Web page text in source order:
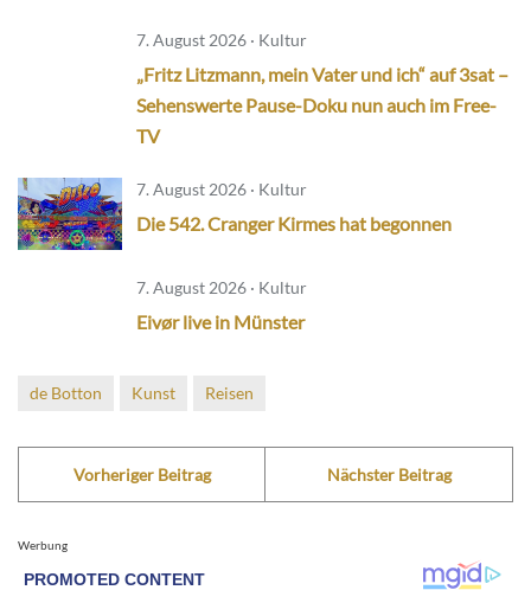
7. August 2026 · Kultur
„Fritz Litzmann, mein Vater und ich“ auf 3sat –
Sehenswerte Pause-Doku nun auch im Free-
TV
7. August 2026 · Kultur
Die 542. Cranger Kirmes hat begonnen
7. August 2026 · Kultur
Eivør live in Münster
de Botton Kunst Reisen
Vorheriger Beitrag Nächster Beitrag
Werbung